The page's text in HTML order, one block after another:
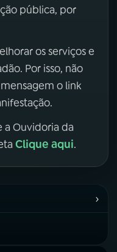
pública, por
os serviços e
Por isso, não
o link
a Ouvidoria da
Clique aqui.
›